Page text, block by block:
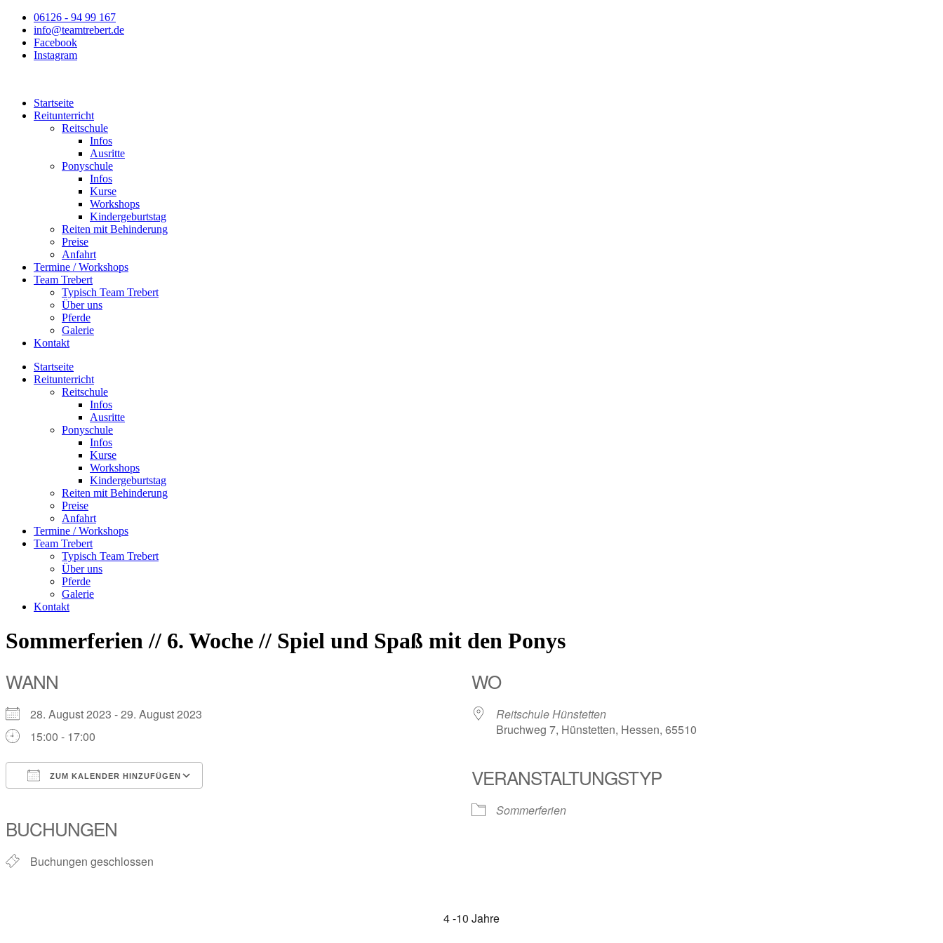
Zum
Inhalt
springen
06126 - 94 99 167
info@teamtrebert.de
Facebook
Instagram
Startseite
Reitunterricht
Reitschule
Infos
Ausritte
Ponyschule
Infos
Kurse
Workshops
Kindergeburtstag
Reiten mit Behinderung
Preise
Anfahrt
Termine / Workshops
Team Trebert
Typisch Team Trebert
Über uns
Pferde
Galerie
Kontakt
Startseite
Reitunterricht
Reitschule
Infos
Ausritte
Ponyschule
Infos
Kurse
Workshops
Kindergeburtstag
Reiten mit Behinderung
Preise
Anfahrt
Termine / Workshops
Team Trebert
Typisch Team Trebert
Über uns
Pferde
Galerie
Kontakt
Sommerferien // 6. Woche // Spiel und Spaß mit den Ponys
WANN
28. August 2023 - 29. August 2023
15:00 - 17:00
ZUM KALENDER HINZUFÜGEN
BUCHUNGEN
Buchungen geschlossen
WO
Reitschule Hünstetten
Bruchweg 7, Hünstetten, Hessen, 65510
VERANSTALTUNGSTYP
Sommerferien
4 -10 Jahre